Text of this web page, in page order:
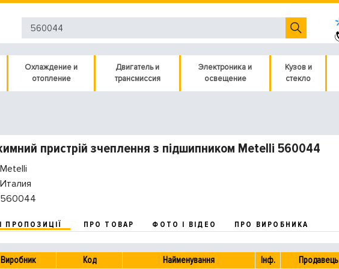
Охлаждение и
отопление
Двигатель и
трансмиссия
Электроника и
освещение
Кузов и
стекло
пристрій зчеплення з підшипником Metelli 560044
Metelli
Италия
560044
ПРОПОЗИЦІЇ ПРО ТОВАР ФОТО І ВІДЕО ПРО ВИРОБНИКА
Виробник Код Найменування Інф. Продавець